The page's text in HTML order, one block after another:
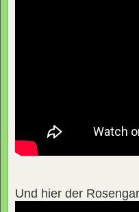
Und hier der